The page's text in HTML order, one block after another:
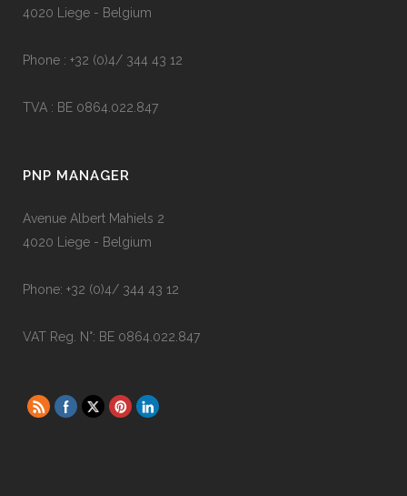
4020 Liege - Belgium
Phone : +32 (0)4/ 344 43 12
TVA : BE 0864.022.847
PNP MANAGER
Avenue Albert Mahiels 2
4020 Liege - Belgium
Phone: +32 (0)4/ 344 43 12
VAT Reg. N°: BE 0864.022.847